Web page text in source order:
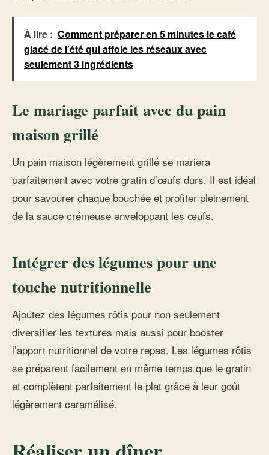
À lire : Comment préparer en 5 minutes le café
glacé de l’été qui affole les réseaux avec
seulement 3 ingrédients
Le mariage parfait avec du pain
maison grillé
Un pain maison légèrement grillé se mariera
parfaitement avec votre gratin d’œufs durs. Il est idéal
pour savourer chaque bouchée et profiter pleinement
de la sauce crémeuse enveloppant les œufs.
Intégrer des légumes pour une
touche nutritionnelle
Ajoutez des légumes rôtis pour non seulement
diversifier les textures mais aussi pour booster
l’apport nutritionnel de votre repas. Les légumes rôtis
se préparent facilement en même temps que le gratin
et complètent parfaitement le plat grâce à leur goût
légèrement caramélisé.